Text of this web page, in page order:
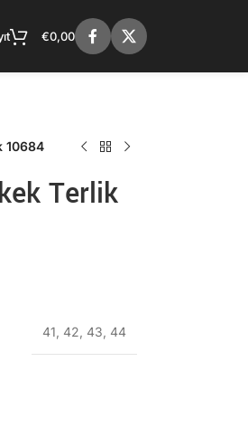
€0,00
10684
Terlik
41 42 43 44